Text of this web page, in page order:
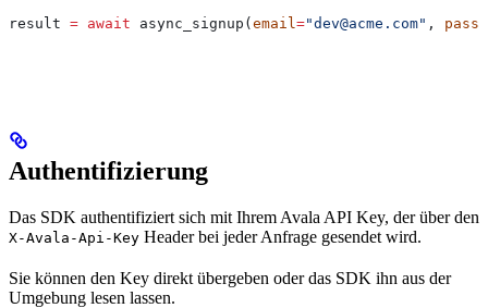
result = await async_signup(email ="dev@acme.com" ,
Authentifizierung
Das SDK authentifiziert sich mit Ihrem Avala API Key, der über den
X-Avala-Api-Key Header bei jeder Anfrage gesendet wird.
Sie können den Key direkt übergeben oder das SDK ihn aus der
Umgebung lesen lassen.